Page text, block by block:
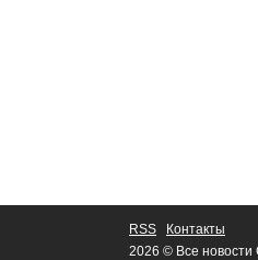
RSS
Контакты
2026 © Все новости